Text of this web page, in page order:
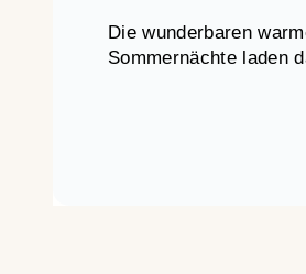
Die wunderbaren
Sommernächte laden